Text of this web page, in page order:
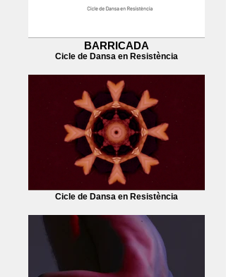
BARRICADA
Cicle de Dansa en Resistència
Cicle de Dansa en Resistència